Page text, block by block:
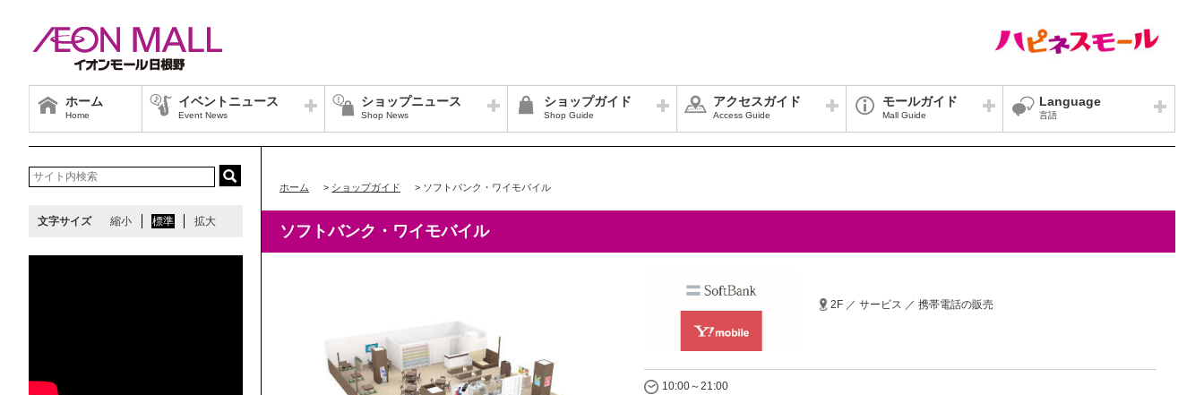
ホーム
Home
イベントニュース
Event News
ショップニュース
Shop News
ショップガイド
Shop Guide
アクセスガイド
Access Guide
モールガイド
Mall Guide
Language
言語
ホーム > ショップガイド > ソフトバンク・ワイモバイル
ソフトバンク・ワイモバイル
2F ／ サービス ／ 携帯電話の販売
10:00～21:00
文字サイズ 縮小 標準 拡大